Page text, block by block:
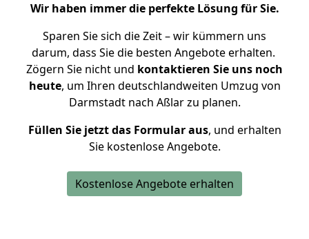
Wir haben immer die perfekte Lösung für Sie.
Sparen Sie sich die Zeit – wir kümmern uns
darum, dass Sie die besten Angebote erhalten.
Zögern Sie nicht und kontaktieren Sie uns noch
heute, um Ihren deutschlandweiten Umzug von
Darmstadt nach Aßlar zu planen.
Füllen Sie jetzt das Formular aus, und erhalten
Sie kostenlose Angebote.
Kostenlose Angebote erhalten